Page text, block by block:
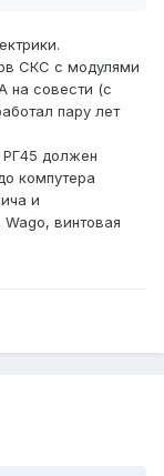
СКС с модулями
на совести (с
пару лет
РГ45 должен
компутера
и
винтовая